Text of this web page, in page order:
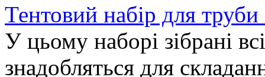
Тентовий набір для
У цьому наборі зібрані
знадобляться для